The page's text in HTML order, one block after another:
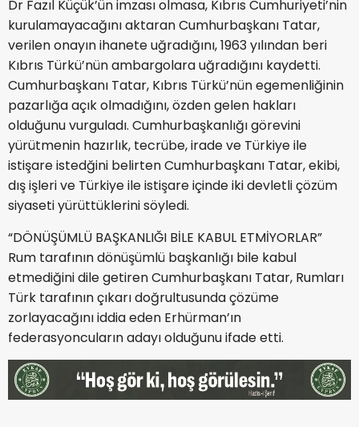
Dr Fazıl Küçük’ün imzası olmasa, Kıbrıs Cumhuriyeti’nin
kurulamayacağını aktaran Cumhurbaşkanı Tatar,
verilen onayın ihanete uğradığını, 1963 yılından beri
Kıbrıs Türkü’nün ambargolara uğradığını kaydetti.
Cumhurbaşkanı Tatar, Kıbrıs Türkü’nün egemenliğinin
pazarlığa açık olmadığını, özden gelen hakları
olduğunu vurguladı. Cumhurbaşkanlığı görevini
yürütmenin hazırlık, tecrübe, irade ve Türkiye ile
istişare istedğini belirten Cumhurbaşkanı Tatar, ekibi,
dış işleri ve Türkiye ile istişare içinde iki devletli çözüm
siyaseti yürüttüklerini söyledi.
“DÖNÜŞÜMLÜ BAŞKANLIĞI BİLE KABUL ETMİYORLAR”
Rum tarafının dönüşümlü başkanlığı bile kabul
etmediğini dile getiren Cumhurbaşkanı Tatar, Rumları
Türk tarafının çıkarı doğrultusunda çözüme
zorlayacağını iddia eden Erhürman’ın
federasyoncuların adayı olduğunu ifade etti.